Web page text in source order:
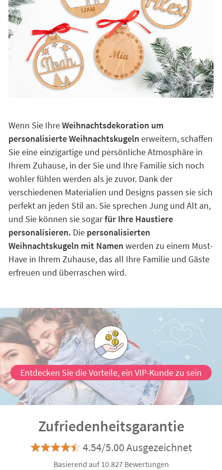
Wenn Sie IhreWeihnachtsdekoration um
personalisierte Weihnachtskugeln erweitern, schaffen
Sie eine einzigartige und persönliche Atmosphäre in
Ihrem Zuhause, in der Sie und Ihre Familie sich noch
wohler fühlen werden als je zuvor. Dank der
verschiedenen Materialien und Designs passen sie sich
perfekt an jeden Stil an. Sie sprechen Jung und Alt an,
und Sie können sie sogarfür Ihre Haustiere
personalisieren. Die personalisierten
Weihnachtskugeln mit Namen werden zu einem Must-
Have in Ihrem Zuhause, das all Ihre Familie und Gäste
erfreuen und überraschen wird.
Entdecken Sie die Vorteile, ein VIP-Kunde zu sein
Zufriedenheitsgarantie
4.54/5.00 Ausgezeichnet
Basierend auf 10.827 Bewertungen